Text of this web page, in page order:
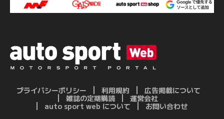
プライバシーポリシー 利用規約
広告掲載について
雑誌の定期購読
運営会社
auto sport web について
お問い合わせ